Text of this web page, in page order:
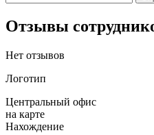
Отзывы
Нет отзывов
Логотип
Центральный офис
на карте
Нахождение